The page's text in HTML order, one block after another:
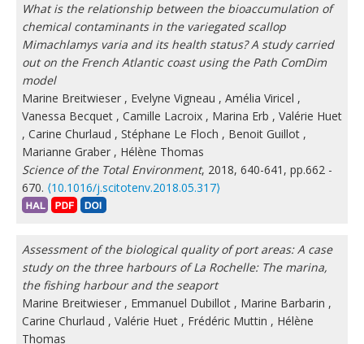
What is the relationship between the bioaccumulation of
chemical contaminants in the variegated scallop
Mimachlamys varia and its health status? A study carried
out on the French Atlantic coast using the Path ComDim
model
Marine Breitwieser , Evelyne Vigneau , Amélia Viricel ,
Vanessa Becquet , Camille Lacroix , Marina Erb , Valérie Huet
, Carine Churlaud , Stéphane Le Floch , Benoit Guillot ,
Marianne Graber , Hélène Thomas
Science of the Total Environment, 2018, 640-641, pp.662 -
670. ⟨10.1016/j.scitotenv.2018.05.317⟩
Assessment of the biological quality of port areas: A case
study on the three harbours of La Rochelle: The marina,
the fishing harbour and the seaport
Marine Breitwieser , Emmanuel Dubillot , Marine Barbarin ,
Carine Churlaud , Valérie Huet , Frédéric Muttin , Hélène
Thomas